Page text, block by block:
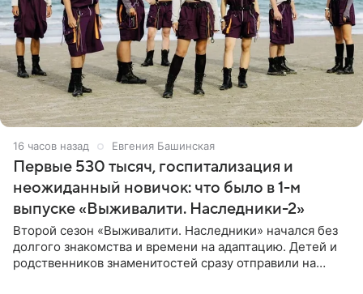
16 часов назад Евгения Башинская
Первые 530 тысяч, госпитализация и
неожиданный новичок: что было в 1-м
выпуске «Выживалити. Наследники-2»
Второй сезон «Выживалити. Наследники» начался без
долгого знакомства и времени на адаптацию. Детей и
родственников знаменитостей сразу отправили на